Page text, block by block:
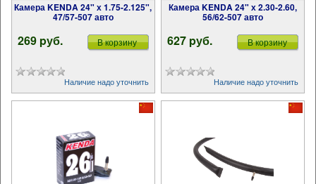
Камера KENDA 24" х 1.75-2.125",
47/57-507 авто
269 pуб. В корзину
Наличие надо уточнить
Камера KENDA 24" х 2.30-2.60,
56/62-507 авто
627 pуб. В корзину
Наличие надо уточнить